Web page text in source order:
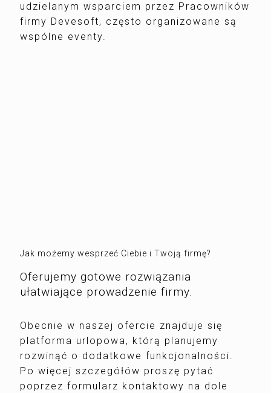
udzielanym wsparciem przez Pracowników
firmy Devesoft, często organizowane są
wspólne eventy.
Jak możemy wesprzeć Ciebie i Twoją firmę?
Oferujemy gotowe rozwiązania
ułatwiające prowadzenie firmy.
Obecnie w naszej ofercie znajduje się
platforma urlopowa, którą planujemy
rozwinąć o dodatkowe funkcjonalności.
Po więcej szczegółów proszę pytać
poprzez formularz kontaktowy na dole